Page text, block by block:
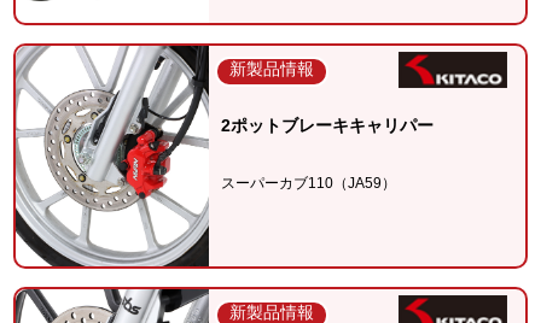
新製品情報
2ポットブレーキキャリパー
スーパーカブ110（JA59）
新製品情報